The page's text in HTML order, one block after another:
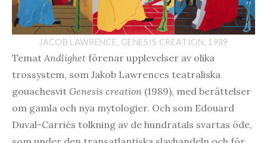
JACOB LAWRENCE, GENESIS CREATION, 1989
Temat Andlighet förenar upplevelser av olika
trossystem, som Jakob Lawrences teatraliska
gouachesvit Genesis creation (1989), med berättelser
om gamla och nya mytologier. Och som Edouard
Duval-Carriés tolkning av de hundratals svartas öde,